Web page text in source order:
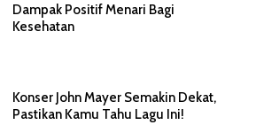
Dampak Positif Menari Bagi
Kesehatan
Konser John Mayer Semakin Dekat,
Pastikan Kamu Tahu Lagu Ini!